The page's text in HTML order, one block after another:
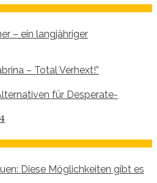
– ein langjähriger
– Total Verhext!”
für Desperate-
Diese Möglichkeiten gibt es